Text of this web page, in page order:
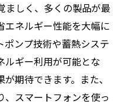
能を活用する
の利点
スの重要性
てエネルギー消費を
ましく、多くの製品が最
エネルギー性能を大幅に
ポンプ技術や蓄熱システ
ルギー利用が可能とな
期待できます。また、
、スマートフォンを使っ